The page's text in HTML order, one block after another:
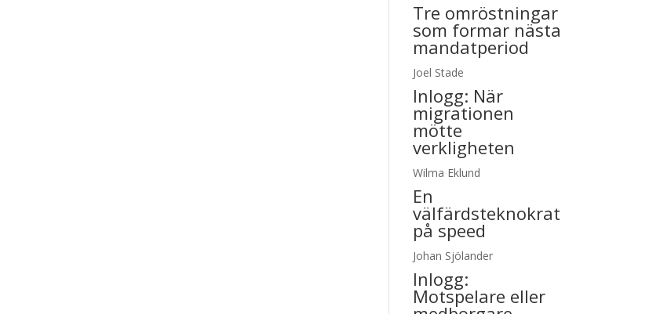
Tre omröstningar
som formar nästa
mandatperiod
Joel Stade
Inlogg: När
migrationen
mötte
verkligheten
Wilma Eklund
En
välfärdsteknokrat
på speed
Johan Sjölander
Inlogg:
Motspelare eller